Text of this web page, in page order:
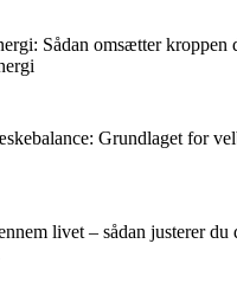
Sådan omsætter kroppen
Grundlaget for
livet – sådan justerer